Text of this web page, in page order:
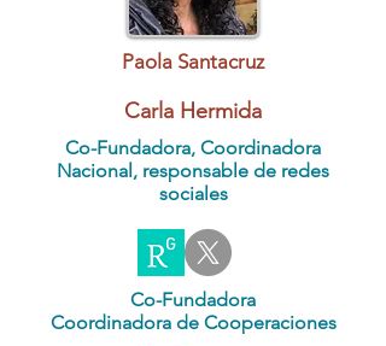
Paola Santacruz
Carla Hermida
Co-Fundadora, Coordinadora
Nacional, responsable de redes
sociales
Co-Fundadora
Coordinadora de Cooperaciones